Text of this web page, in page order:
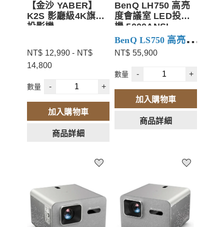
【金沙 YABER】
K2S 影廳級4K旗艦
投影機
YABER K2S 影廳級
4K旗艦投影機 可選72
吋投影布幕組合/50吋
加入會員領券再折價
$500
NT$ 12,990 - NT$
14,800
數量 - +
加入購物車
商品詳細
BenQ LH750 高亮
度會議室 LED投影
機 5000ANSI
BenQ LS750 高亮會
議商務投影機
5,000 流明
LED 光源壽命長
無須更換燈泡
98% Rec.709 色
域覆蓋率，精準
NT$ 55,900
數量 - +
加入購物車
商品詳細